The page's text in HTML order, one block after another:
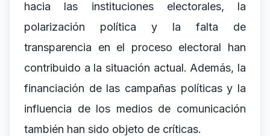
hacia las instituciones electorales, la
polarización política y la falta de
transparencia en el proceso electoral han
contribuido a la situación actual. Además, la
financiación de las campañas políticas y la
influencia de los medios de comunicación
también han sido objeto de críticas.